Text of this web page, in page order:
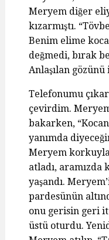
Meryem diğer
kızarmıştı.
Benim elime
değmedi, bırak
Anlaşılan
Telefonumu
çevirdim.
bakarken,
yanımda
Meryem
atladı, aramızda
yaşandı.
pardesünün
onu gerisin geri
üstü oturdu.